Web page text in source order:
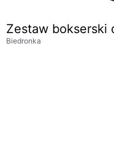
Zestaw bokserski
Biedronka